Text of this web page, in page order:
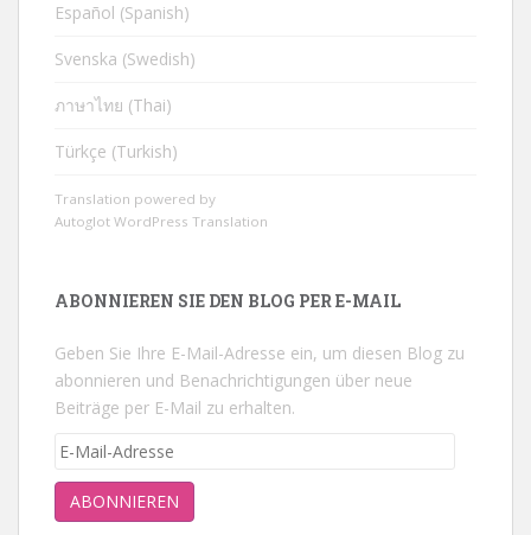
Español (Spanish)
Svenska (Swedish)
ภาษาไทย (Thai)
Türkçe (Turkish)
Translation powered by
Autoglot WordPress Translation
ABONNIEREN SIE DEN BLOG PER E-MAIL
Geben Sie Ihre E-Mail-Adresse ein, um diesen Blog zu
abonnieren und Benachrichtigungen über neue
Beiträge per E-Mail zu erhalten.
E-
Adresse
ABONNIEREN